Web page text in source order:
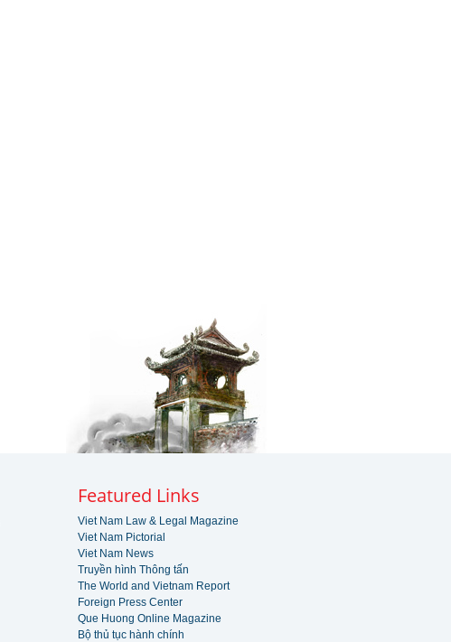
Featured Links
Viet Nam Law & Legal Magazine
Viet Nam Pictorial
Viet Nam News
Truyền hình Thông tấn
The World and Vietnam Report
Foreign Press Center
Que Huong Online Magazine
Bộ thủ tục hành chính